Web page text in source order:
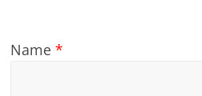
Name*